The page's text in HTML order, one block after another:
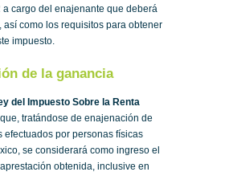
a cargo del enajenante que deberá
así como los requisitos para obtener
impuesto.
de la ganancia
del Impuesto Sobre la Renta
tratándose de enajenación de
efectuados por personas físicas
se considerará como ingreso el
obtenida, inclusive en